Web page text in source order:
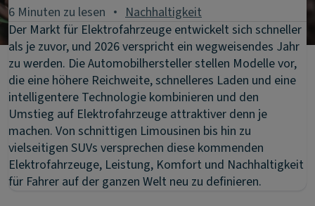
6 Minuten zu lesen
Nachhaltigkeit
Der Markt für Elektrofahrzeuge entwickelt sich schneller
als je zuvor, und 2026 verspricht ein wegweisendes Jahr
zu werden. Die Automobilhersteller stellen Modelle vor,
die eine höhere Reichweite, schnelleres Laden und eine
intelligentere Technologie kombinieren und den
Umstieg auf Elektrofahrzeuge attraktiver denn je
machen. Von schnittigen Limousinen bis hin zu
vielseitigen SUVs versprechen diese kommenden
Elektrofahrzeuge, Leistung, Komfort und Nachhaltigkeit
für Fahrer auf der ganzen Welt neu zu definieren.